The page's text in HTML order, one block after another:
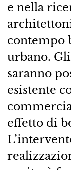
e nella
contempo
urbano.
saranno
esistente
effetto di